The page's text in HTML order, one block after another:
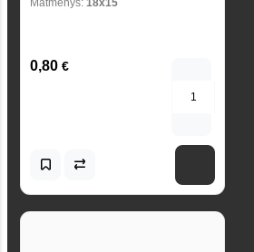
0,80 €